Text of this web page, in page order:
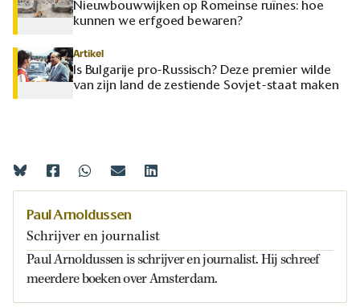
Nieuwbouwwijken op Romeinse ruïnes: hoe
kunnen we erfgoed bewaren?
Artikel
Is Bulgarije pro-Russisch? Deze premier wilde
van zijn land de zestiende Sovjet-staat maken
Paul Arnoldussen
Schrijver en journalist
Paul Arnoldussen is schrijver en journalist. Hij schreef
meerdere boeken over Amsterdam.